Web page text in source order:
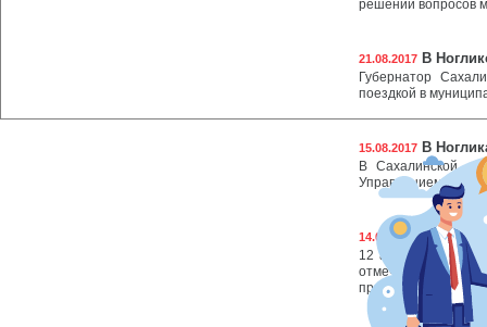
решении вопросов
21.08.2017 В
Губернатор
поездкой в
15.08.2017 В
В Сахалинской
Управлением
14.08.2017В
12 августа в
отмечался 18
пропагандировал